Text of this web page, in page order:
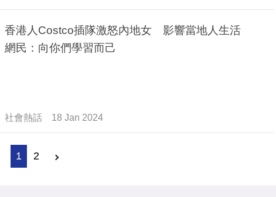
香港人Costco插隊激怒內地女 影響當地人生活
網民：向你們學習而己
社會熱話 18 Jan 2024
1 2